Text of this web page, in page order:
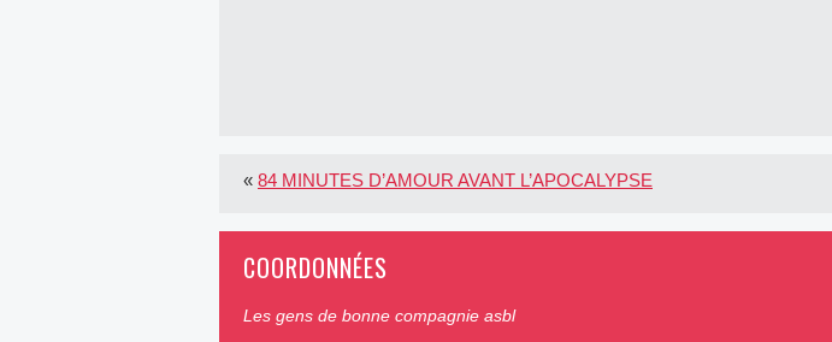
« 84 MINUTES D’AMOUR AVANT L’APOCALYPSE
COORDONNÉES
Les gens de bonne compagnie asbl